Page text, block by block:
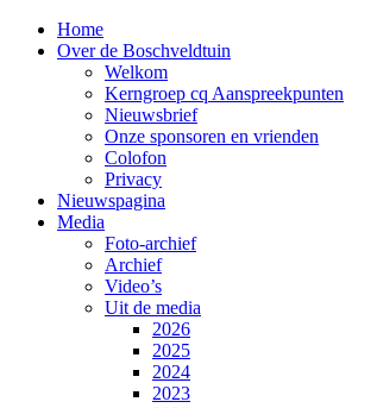
Home
Over de Boschveldtuin
Welkom
Kerngroep cq Aanspreekpunten
Nieuwsbrief
Onze sponsoren en vrienden
Colofon
Privacy
Nieuwspagina
Media
Foto-archief
Archief
Video’s
Uit de media
2026
2025
2024
2023